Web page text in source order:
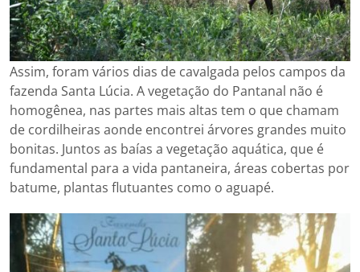
Assim, foram vários dias de cavalgada pelos campos da
fazenda Santa Lúcia. A vegetação do Pantanal não é
homogênea, nas partes mais altas tem o que chamam
de cordilheiras aonde encontrei árvores grandes muito
bonitas. Juntos as baías a vegetação aquática, que é
fundamental para a vida pantaneira, áreas cobertas por
batume, plantas flutuantes como o aguapé.